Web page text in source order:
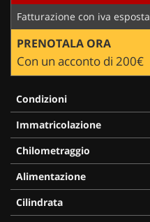
Fatturazione con iva esposta
PRENOTALA ORA
Con un acconto di 200€
Condizioni
Immatricolazione
Chilometraggio
Alimentazione
Cilindrata